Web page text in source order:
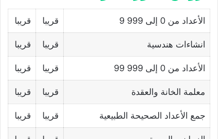
الأعداد من 0 إلى 999 9 قريبا قريبا
انشاءات هندسية قريبا قريبا
الأعداد من 0 إلى 999 99 قريبا قريبا
معلمة الخانة والعقدة قريبا قريبا
جمع الأعداد الصحيحة الطبيعية قريبا قريبا